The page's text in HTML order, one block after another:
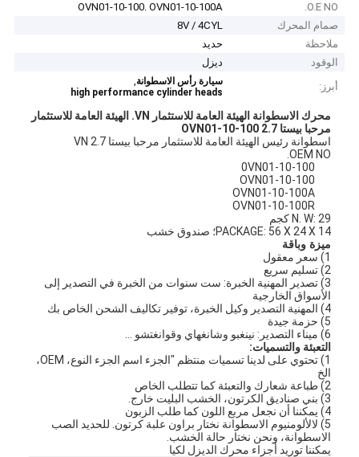
O.E NO.
OVN01-10-100. OVN01-10-100A
صمام المحرك
8V / 4CYL
ملاحظة
حديد
الوقود
ديزل
أبرز:
سيارة رأس الاسطوانة,
high performance cylinder heads
محرك الاسطوانة الهيئة العامة للاستثمار VN.
الهيئة العامة للاستثمار
مرحبا بيستا 2.7 OVN01-10-100
اسطوانة رئيس الهيئة العامة للاستثمار مرحبا بيستا 2.7 VN
OEM NO.
0VN01-10-100
OVN01-10-100
OVN01-10-100A
OVN01-10-100R
N. W: 29 كجم
PACKAGE: 56 X 24 X 14؛ صندوق خشب
ميزة وباقة
1) سعر معقول
2) تسليم سريع
3) تصدير المهنية الخبرة: ست سنوات من الخبرة في التصدير إلى
الأسواق الخارجية
4) المهنية التصدير وكيل الخبرة، توفير تكاليف الشحن الخاص بك
5) حزمة جيدة
6) ميناء التصدير: نينغبو وشانغهاي وقوانغتشو ...
التعبئة والتسميات:
1) تحتوي على لدينا تسميات منتظم "الجزء اسم الجزء النوع، OEM،
الخ
2) طباعة شعارك والتعبئة كما تتطلب الخاص
3) بني صناديق الكرتون، الخشب البليت خارج.
4) يمكننا أن نجعل مربع اللون كما طلب الزبون
5) لالألومنيوم الاسطوانة نختار براون علبة كرتون. للحديد الصب
الاسطوانة، ونحن نختار حالة الخشب.
يمكننا توريد أجزاء محرك الديزل لكيا